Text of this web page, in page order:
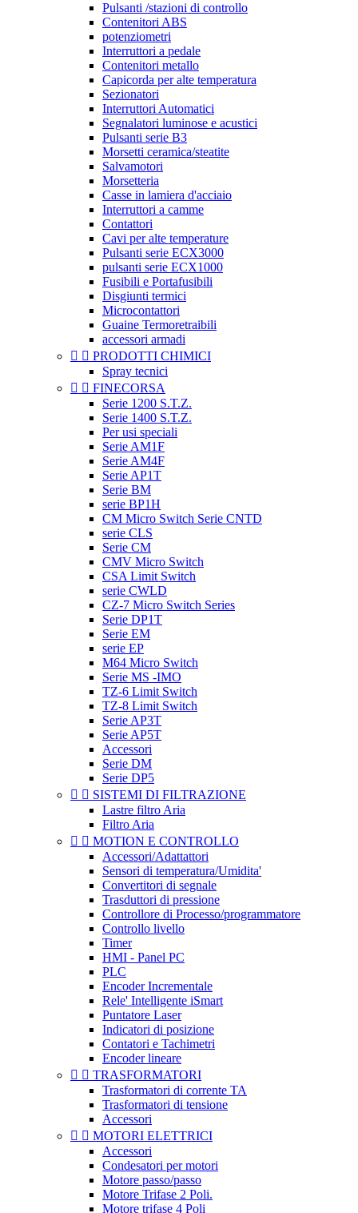
Pulsanti /stazioni di controllo
Contenitori ABS
potenziometri
Interruttori a pedale
Contenitori metallo
Capicorda per alte temperatura
Sezionatori
Interruttori Automatici
Segnalatori luminose e acustici
Pulsanti serie B3
Morsetti ceramica/steatite
Salvamotori
Morsetteria
Casse in lamiera d'acciaio
Interruttori a camme
Contattori
Cavi per alte temperature
Pulsanti serie ECX3000
pulsanti serie ECX1000
Fusibili e Portafusibili
Disgiunti termici
Microcontattori
Guaine Termoretraibili
accessori armadi
  PRODOTTI CHIMICI
Spray tecnici
  FINECORSA
Serie 1200 S.T.Z.
Serie 1400 S.T.Z.
Per usi speciali
Serie AM1F
Serie AM4F
Serie AP1T
Serie BM
serie BP1H
CM Micro Switch Serie CNTD
serie CLS
Serie CM
CMV Micro Switch
CSA Limit Switch
serie CWLD
CZ-7 Micro Switch Series
Serie DP1T
Serie EM
serie EP
M64 Micro Switch
Serie MS -IMO
TZ-6 Limit Switch
TZ-8 Limit Switch
Serie AP3T
Serie AP5T
Accessori
Serie DM
Serie DP5
  SISTEMI DI FILTRAZIONE
Lastre filtro Aria
Filtro Aria
  MOTION E CONTROLLO
Accessori/Adattattori
Sensori di temperatura/Umidita'
Convertitori di segnale
Trasduttori di pressione
Controllore di Processo/programmatore
Controllo livello
Timer
HMI - Panel PC
PLC
Encoder Incrementale
Rele' Intelligente iSmart
Puntatore Laser
Indicatori di posizione
Contatori e Tachimetri
Encoder lineare
  TRASFORMATORI
Trasformatori di corrente TA
Trasformatori di tensione
Accessori
  MOTORI ELETTRICI
Accessori
Condesatori per motori
Motore passo/passo
Motore Trifase 2 Poli.
Motore trifase 4 Poli